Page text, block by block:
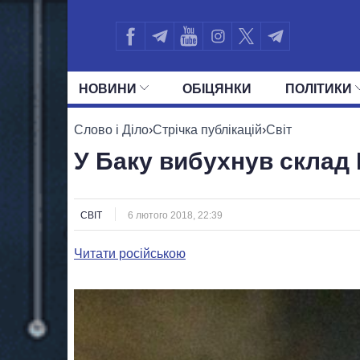
НОВИНИ ОБIЦЯНКИ ПОЛIТИКИ
УСІ ПОЛІТИКИ ПРЕЗИДЕНТ І ОФІС
Слово і Діло›Стрічка публікацій›Світ
У Баку вибухнув склад
СВІТ 6 лютого 2018, 22:39
Читати російською